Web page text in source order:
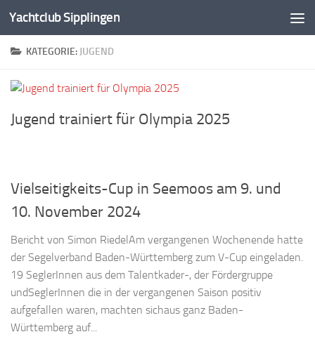
Zum Inhalt springen
Yachtclub Sipplingen
KATEGORIE: JUGEND
Jugend trainiert für Olympia 2025
Vielseitigkeits-Cup in Seemoos am 9. und
10. November 2024
Bericht von Simon RiedelAm vergangenen Wochenende hatte
der Segelverband Baden-Württemberg zum V-Cup eingeladen.
19 SeglerInnen aus dem Talentkader-, der Fördergruppe
undSeglerInnen die in der vergangenen Saison positiv
aufgefallen waren, machten sichaus ganz Baden-
Württemberg auf...